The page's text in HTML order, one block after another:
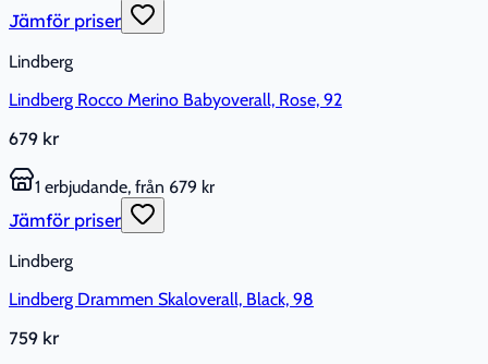
Jämför priser
Lindberg
Lindberg Rocco Merino Babyoverall, Rose, 92
679 kr
1 erbjudande, från 679 kr
Jämför priser
Lindberg
Lindberg Drammen Skaloverall, Black, 98
759 kr